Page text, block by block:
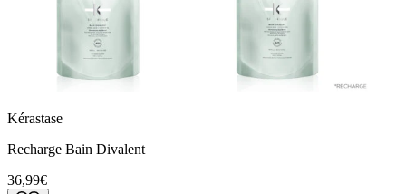
Kérastase
Recharge Bain Divalent
36,99€